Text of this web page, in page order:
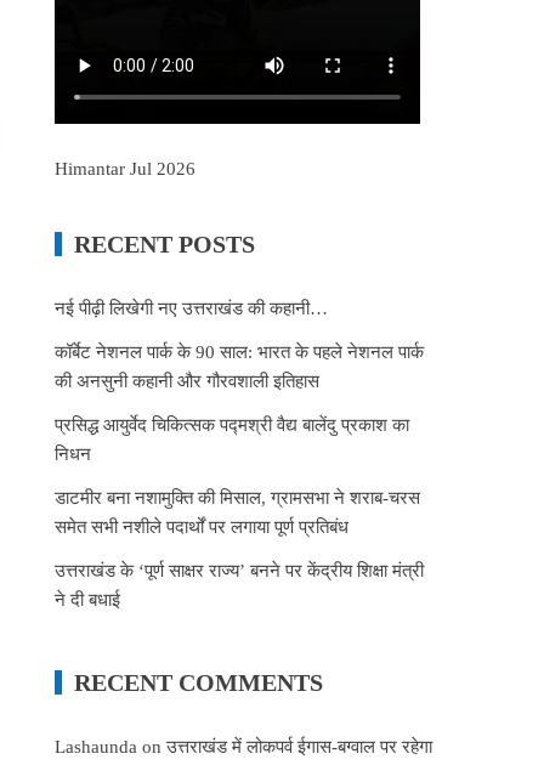
Himantar Jul 2026
RECENT POSTS
नई पीढ़ी लिखेगी नए उत्तराखंड की कहानी…
कॉर्बेट नेशनल पार्क के 90 साल: भारत के पहले नेशनल पार्क
की अनसुनी कहानी और गौरवशाली इतिहास
प्रसिद्ध आयुर्वेद चिकित्सक पद्मश्री वैद्य बालेंदु प्रकाश का
निधन
डाटमीर बना नशामुक्ति की मिसाल, ग्रामसभा ने शराब-चरस
समेत सभी नशीले पदार्थों पर लगाया पूर्ण प्रतिबंध
उत्तराखंड के ‘पूर्ण साक्षर राज्य’ बनने पर केंद्रीय शिक्षा मंत्री
ने दी बधाई
RECENT COMMENTS
Lashaunda onउत्तराखंड में लोकपर्व ईगास-बग्वाल पर रहेगा